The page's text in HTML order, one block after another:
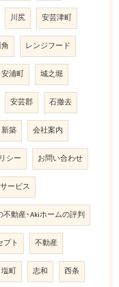
川尻 安芸津町
レンジフード
安浦町 城之堀
安芸郡 石撤去
新築 会社案内
シー お問い合わせ
サービス
不動産･Akiホームの評判
プト 不動産
塩町 志和 西条